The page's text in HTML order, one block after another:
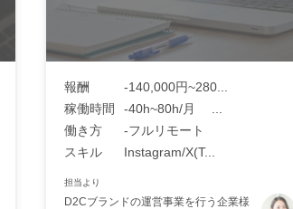
報酬
-140,000円~280...
稼働時間
-40h~80h/月 ...
働き方
-フルリモート
スキル
Instagram/X(T...
担当より
D2Cブランドの運営事業を行う企業様